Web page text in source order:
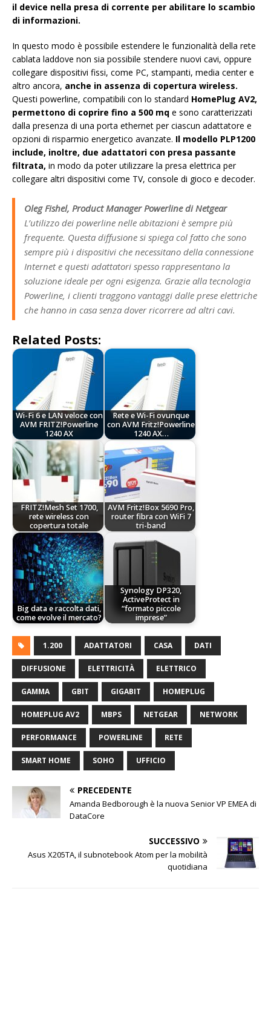
il device nella presa di corrente per abilitare lo scambio
di informazioni.
In questo modo è possibile estendere le funzionalità della rete
cablata laddove non sia possibile stendere nuovi cavi, oppure
collegare dispositivi fissi, come PC, stampanti, media center e
altro ancora, anche in assenza di copertura wireless.
Questi powerline, compatibili con lo standard HomePlug AV2,
permettono di coprire fino a 500 mq e sono caratterizzati
dalla presenza di una porta ethernet per ciascun adattatore e
opzioni di risparmio energetico avanzate. Il modello PLP1200
include, inoltre, due adattatori con presa passante
filtrata, in modo da poter utilizzare la presa elettrica per
collegare altri dispositivi come TV, console di gioco e decoder.
Oleg Fishel, Product Manager Powerline di Netgear
L’utilizzo dei powerline nelle abitazioni è sempre più
frequente. Questa diffusione si spiega col fatto che sono
sempre più i dispositivi che necessitano della connessione
Internet e questi adattatori spesso rappresentano la
soluzione ideale per ogni esigenza. Grazie alla tecnologia
Powerline, i clienti traggono vantaggi dalle prese elettriche
che hanno in casa senza dover ricorrere ad altri cavi.
Related Posts:
Wi-Fi 6 e LAN veloce con
AVM FRITZ!Powerline
1240 AX
Rete e Wi-Fi ovunque
con AVM Fritz!Powerline
1240 AX…
FRITZ!Mesh Set 1700,
rete wireless con
copertura totale
AVM Fritz!Box 5690 Pro,
router fibra con WiFi 7
tri-band
Big data e raccolta dati,
come evolve il mercato?
Synology DP320,
ActiveProtect in
“formato piccole
imprese”
1.200 ADATTATORI CASA DATI
DIFFUSIONE ELETTRICITÀ ELETTRICO
GAMMA GBIT GIGABIT HOMEPLUG
HOMEPLUG AV2 MBPS NETGEAR NETWORK
PERFORMANCE POWERLINE RETE
SMART HOME SOHO UFFICIO
PRECEDENTE
Amanda Bedborough è la nuova Senior VP EMEA di
DataCore
SUCCESSIVO
Asus X205TA, il subnotebook Atom per la mobilità
quotidiana